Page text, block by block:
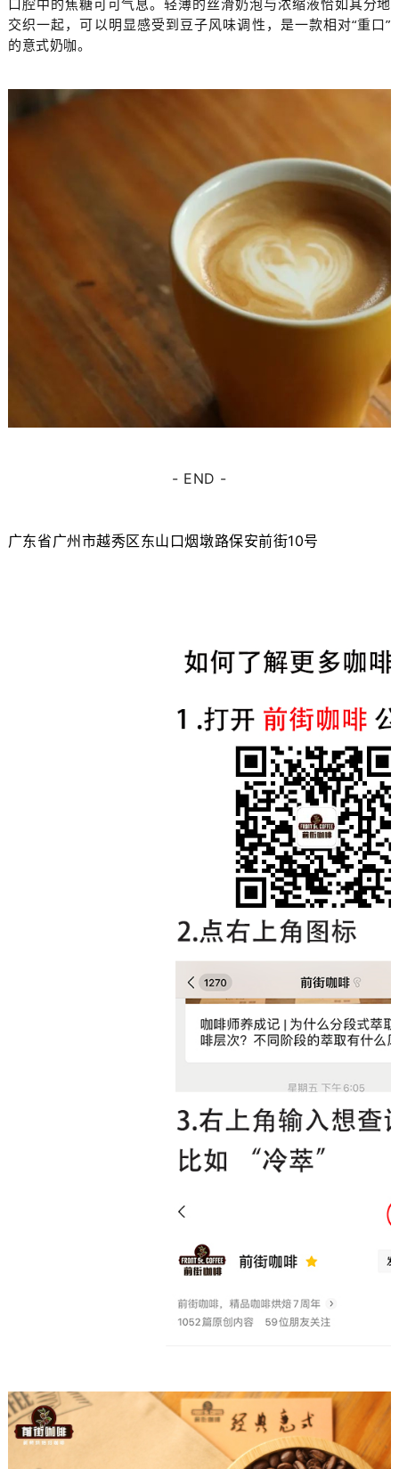
交织一起，可以明显感受到豆子风味调性， 是一款相对“重口”
的意式奶咖。
- END -
广东省广州市越秀区东山口烟墩路保安前街10号